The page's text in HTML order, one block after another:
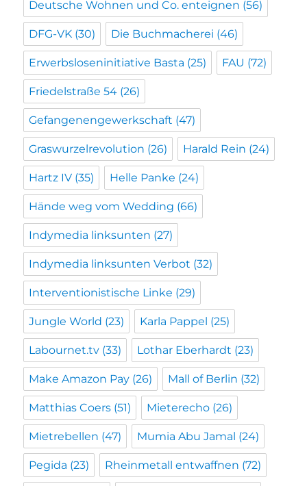
Deutsche Wohnen und Co. enteignen (56)
DFG-VK (30) Die Buchmacherei (46)
Erwerbsloseninitiative Basta (25) FAU (72)
Friedelstraße 54 (26)
Gefangenengewerkschaft (47)
Graswurzelrevolution (26) Harald Rein (24)
Hartz IV (35) Helle Panke (24)
Hände weg vom Wedding (66)
Indymedia linksunten (27)
Indymedia linksunten Verbot (32)
Interventionistische Linke (29)
Jungle World (23) Karla Pappel (25)
Labournet.tv (33) Lothar Eberhardt (23)
Make Amazon Pay (26) Mall of Berlin (32)
Matthias Coers (51) Mieterecho (26)
Mietrebellen (47) Mumia Abu Jamal (24)
Pegida (23) Rheinmetall entwaffnen (72)